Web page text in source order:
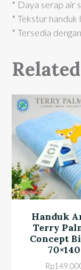
* Daya serap air
* Tekstur handuk
* Tersedia
Handuk
Terry
Concept
70×140
Rp